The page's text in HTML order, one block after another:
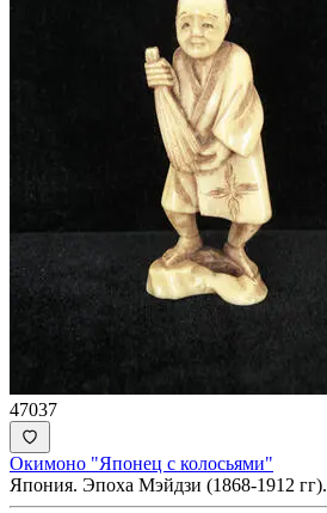
47037
Окимоно "Японец с колосьями"
Япония. Эпоха Мэйдзи (1868-1912 гг).